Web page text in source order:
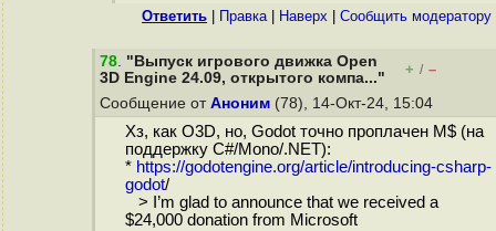
Ответить Правка| Наверх Cообщить модератору
78. "Выпуск игрового движка Open
3D Engine 24.09, открытого компа..."
+ / –
Сообщение от Аноним (78), 14-Окт-24, 15:04
Хз, как O3D, но, Godot точно проплачен M$ (на
поддержку C#/Mono/.NET):
* https://godotengine.org/article/introducing-csharp-
godot/
> I’m glad to announce that we received a
$24,000 donation from Microsoft